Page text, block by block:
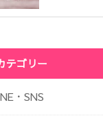
テゴリー
・SNS